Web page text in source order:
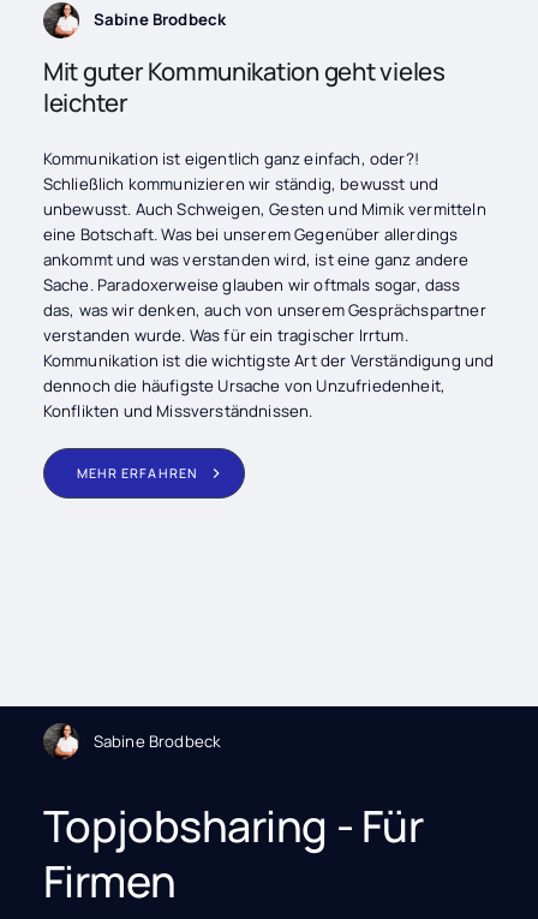
Sabine Brodbeck
Mit guter Kommunikation geht vieles
leichter
Kommunikation ist eigentlich ganz einfach, oder?!
Schließlich kommunizieren wir ständig, bewusst und
unbewusst. Auch Schweigen, Gesten und Mimik vermitteln
eine Botschaft. Was bei unserem Gegenüber allerdings
ankommt und was verstanden wird, ist eine ganz andere
Sache. Paradoxerweise glauben wir oftmals sogar, dass
das, was wir denken, auch von unserem Gesprächspartner
verstanden wurde. Was für ein tragischer Irrtum.
Kommunikation ist die wichtigste Art der Verständigung und
dennoch die häufigste Ursache von Unzufriedenheit,
Konflikten und Missverständnissen.
MEHR ERFAHREN
Sabine Brodbeck
Topjobsharing - Für
Firmen